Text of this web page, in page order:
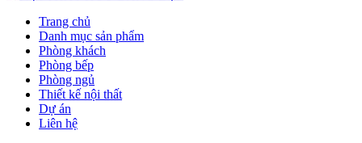
Trang chủ
Danh mục sản phẩm
Phòng khách
Phòng bếp
Phòng ngủ
Thiết kế nội thất
Dự án
Liên hệ